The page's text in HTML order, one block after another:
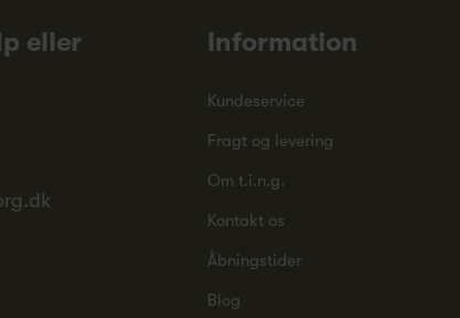
eller
Information
Kundeservice
Fragt og levering
Om t.i.n.g.
Kontakt os
Åbningstider
Blog